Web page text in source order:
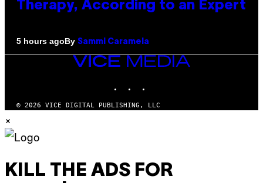
Therapy, According to an Expert
5 hours agoBy Sammi Caramela
VICE
MEDIA
© 2026 VICE DIGITAL PUBLISHING, LLC
×
KILL THE ADS FOR